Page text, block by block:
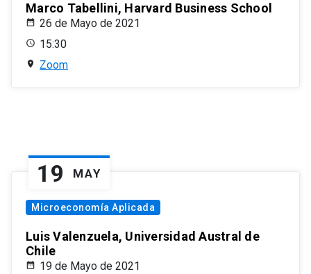
Marco Tabellini, Harvard Business School
26 de Mayo de 2021
15:30
Zoom
19 MAY
Microeconomía Aplicada
Luis Valenzuela, Universidad Austral de
Chile
19 de Mayo de 2021